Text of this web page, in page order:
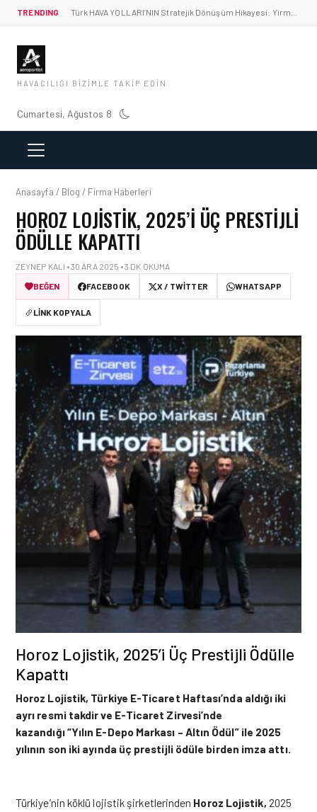
TRENDING
HAVACILIĞI BIZIMLE TAKIP EDIN
Cumartesi, Ağustos 8
Anasayfa / Blog / Firma Haberleri
HOROZ LOJISTIK, 2025’I ÜÇ PRESTIJLI
ÖDÜLLE KAPATTI
ZEYNEP KALI • 30 ARA 2025 • 3 DK OKUMA
BEĞEN
FACEBOOK X / TWITTER WHATSAPP
LINK KOPYALA
Horoz Lojistik, 2025’i Üç Prestijli Ödülle
Kapattı
Horoz Lojistik, Türkiye E-Ticaret Haftası’nda aldığı iki
ayrı resmi takdir ve E-Ticaret Zirvesi’nde
kazandığı “Yılın E-Depo Markası – Altın Ödül” ile 2025
yılının son iki ayında üç prestijli ödüle birden imza attı.
Türkiye’nin köklü lojistik şirketlerinden Horoz Lojistik, 2025